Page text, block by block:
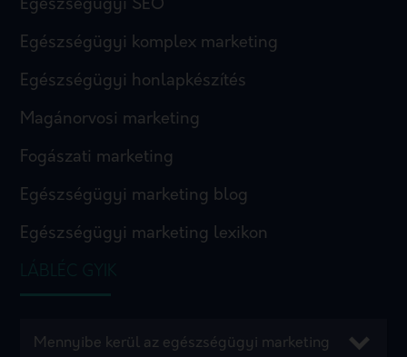
Egészségügyi SEO
Egészségügyi komplex marketing
Egészségügyi honlapkészítés
Magánorvosi marketing
Fogászati marketing
Egészségügyi marketing blog
Egészségügyi marketing lexikon
LÁBLÉC GYIK
Mennyibe kerül az egészségügyi marketing